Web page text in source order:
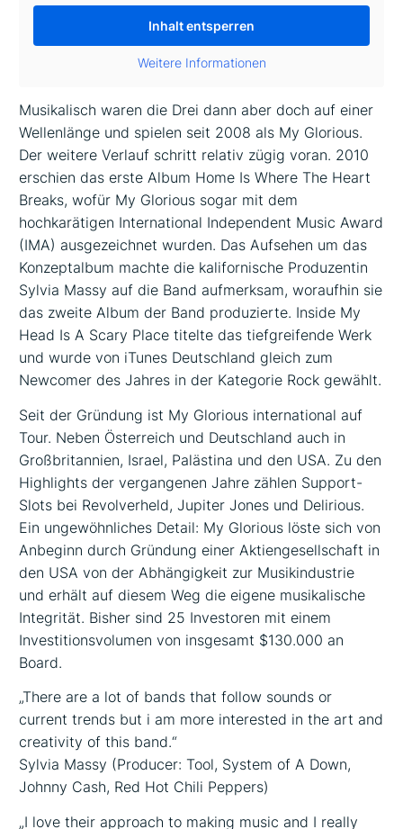
Inhalt entsperren
Weitere Informationen
Musikalisch waren die Drei dann aber doch auf einer
Wellenlänge und spielen seit 2008 als My Glorious.
Der weitere Verlauf schritt relativ zügig voran. 2010
erschien das erste Album Home Is Where The Heart
Breaks, wofür My Glorious sogar mit dem
hochkarätigen International Independent Music Award
(IMA) ausgezeichnet wurden. Das Aufsehen um das
Konzeptalbum machte die kalifornische Produzentin
Sylvia Massy auf die Band aufmerksam, woraufhin sie
das zweite Album der Band produzierte. Inside My
Head Is A Scary Place titelte das tiefgreifende Werk
und wurde von iTunes Deutschland gleich zum
Newcomer des Jahres in der Kategorie Rock gewählt.
Seit der Gründung ist My Glorious international auf
Tour. Neben Österreich und Deutschland auch in
Großbritannien, Israel, Palästina und den USA. Zu den
Highlights der vergangenen Jahre zählen Support-
Slots bei Revolverheld, Jupiter Jones und Delirious.
Ein ungewöhnliches Detail: My Glorious löste sich von
Anbeginn durch Gründung einer Aktiengesellschaft in
den USA von der Abhängigkeit zur Musikindustrie
und erhält auf diesem Weg die eigene musikalische
Integrität. Bisher sind 25 Investoren mit einem
Investitionsvolumen von insgesamt $130.000 an
Board.
„There are a lot of bands that follow sounds or
current trends but i am more interested in the art and
creativity of this band.“
Sylvia Massy (Producer: Tool, System of A Down,
Johnny Cash, Red Hot Chili Peppers)
„I love their approach to making music and I really